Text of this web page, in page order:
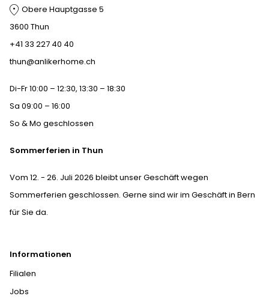
Informationen
Filialen
Jobs
Obere Hauptgasse 5
3600 Thun
+41 33 227 40 40
thun@anlikerhome.ch
Di-Fr 10:00 – 12:30, 13:30 – 18:30
Sa 09:00 – 16:00
So & Mo geschlossen
Sommerferien in Thun
Vom 12. - 26. Juli 2026 bleibt unser Geschäft wegen
Sommerferien geschlossen. Gerne sind wir im Geschäft in Bern
für Sie da.